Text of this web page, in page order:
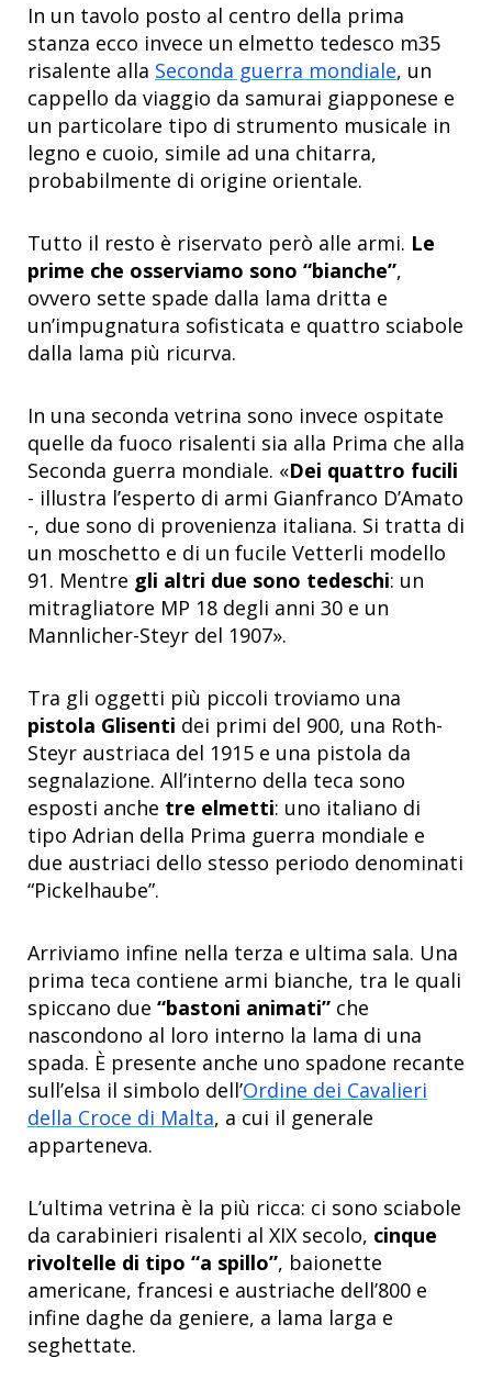
In un tavolo posto al centro della prima
stanza ecco invece un elmetto tedesco m35
risalente alla Seconda guerra mondiale, un
cappello da viaggio da samurai giapponese e
un particolare tipo di strumento musicale in
legno e cuoio, simile ad una chitarra,
probabilmente di origine orientale.
Tutto il resto è riservato però alle armi. Le
prime che osserviamo sono “bianche”,
ovvero sette spade dalla lama dritta e
un’impugnatura sofisticata e quattro sciabole
dalla lama più ricurva.
In una seconda vetrina sono invece ospitate
quelle da fuoco risalenti sia alla Prima che alla
Seconda guerra mondiale. «Dei quattro fucili
- illustra l’esperto di armi Gianfranco D’Amato
-, due sono di provenienza italiana. Si tratta di
un moschetto e di un fucile Vetterli modello
91. Mentre gli altri due sono tedeschi: un
mitragliatore MP 18 degli anni 30 e un
Mannlicher-Steyr del 1907».
Tra gli oggetti più piccoli troviamo una
pistola Glisenti dei primi del 900, una Roth-
Steyr austriaca del 1915 e una pistola da
segnalazione. All’interno della teca sono
esposti anche tre elmetti: uno italiano di
tipo Adrian della Prima guerra mondiale e
due austriaci dello stesso periodo denominati
“Pickelhaube”.
Arriviamo infine nella terza e ultima sala. Una
prima teca contiene armi bianche, tra le quali
spiccano due “bastoni animati” che
nascondono al loro interno la lama di una
spada. È presente anche uno spadone recante
sull’elsa il simbolo dell’Ordine dei Cavalieri
della Croce di Malta, a cui il generale
apparteneva.
L’ultima vetrina è la più ricca: ci sono sciabole
da carabinieri risalenti al XIX secolo, cinque
rivoltelle di tipo “a spillo”, baionette
americane, francesi e austriache dell’800 e
infine daghe da geniere, a lama larga e
seghettate.